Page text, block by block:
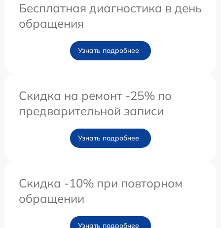
Бесплатная диагностика в день
обращения
Узнать подробнее
Скидка на ремонт -25% по
предварительной записи
Узнать подробнее
Скидка -10% при повторном
обращении
Узнать подробнее